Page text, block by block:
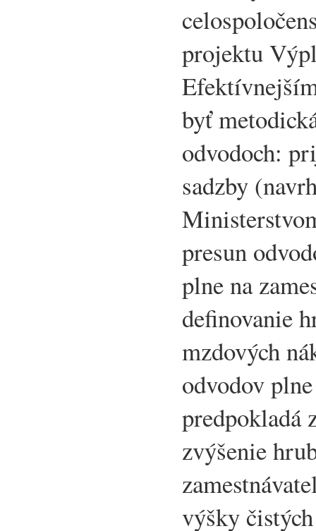
projektu
byť
odvodoch:
sadzby
presun
plne na
definovanie
mzdových
odvodov
predpokladá
zvýšenie
výšky